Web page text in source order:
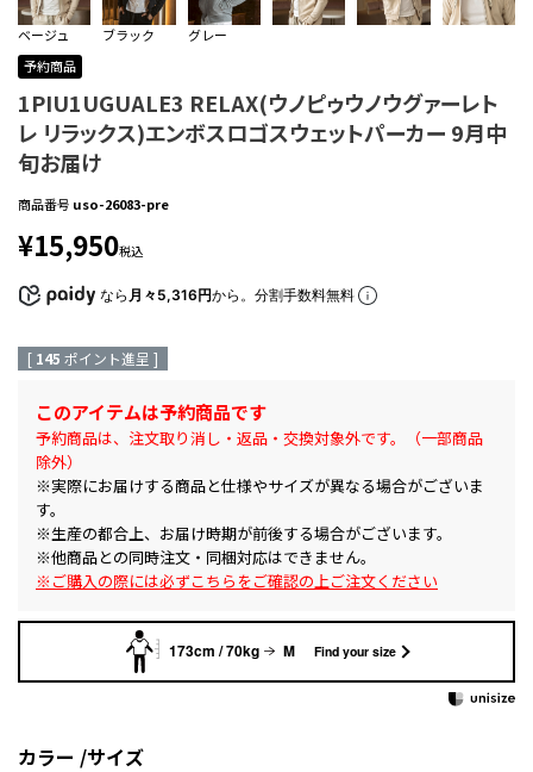
ベージュ ブラック
グレー
予約商品
1PIU1UGUALE3 RELAX(ウノピゥウノウグァーレト
レ リラックス)エンボスロゴスウェットパーカー 9月中
旬お届け
商品番号 uso-26083-pre
¥15,950税込
なら 月々5,316円から。分割手数料無料
[ 145 ポイント進呈 ]
このアイテムは予約商品です
予約商品は、注文取り消し・返品・交換対象外です。（一部商品
除外）
※実際にお届けする商品と仕様やサイズが異なる場合がございま
す。
※生産の都合上、お届け時期が前後する場合がございます。
※他商品との同時注文・同梱対応はできません。
※ご購入の際には必ずこちらをご確認の上ご注文ください
173cm / 70kg M Find your size
カラー サイズ